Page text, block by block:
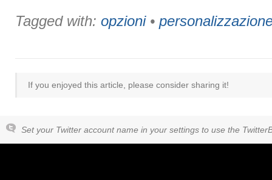
Tagged with: opzioni•
If you enjoyed this article, please consider sharing it!
Set your Twitter account name in your settings to use the